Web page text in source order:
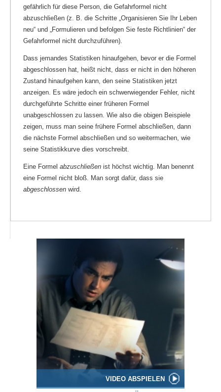
VIDEO ABSPIELEN
gefährlich für diese Person, die Gefahrformel nicht
abzuschließen (z. B. die Schritte „Organisieren Sie Ihr Leben
neu“ und „Formulieren und befolgen Sie feste Richtlinien“ der
Gefahrformel nicht durchzuführen).
Dass jemandes Statistiken hinaufgehen, bevor er die Formel
abgeschlossen hat, heißt nicht, dass er nicht in den höheren
Zustand hinaufgehen kann, den seine Statistiken jetzt
anzeigen. Es wäre jedoch ein schwerwiegender Fehler, nicht
durchgeführte Schritte einer früheren Formel
unabgeschlossen zu lassen. Wie also die obigen Beispiele
zeigen, muss man seine frühere Formel abschließen, dann
die nächste Formel abschließen und so weitermachen, wie
seine Statistikkurve dies vorschreibt.
Eine Formel abzuschließen ist höchst wichtig. Man benennt
eine Formel nicht bloß. Man sorgt dafür, dass sie
abgeschlossen wird.